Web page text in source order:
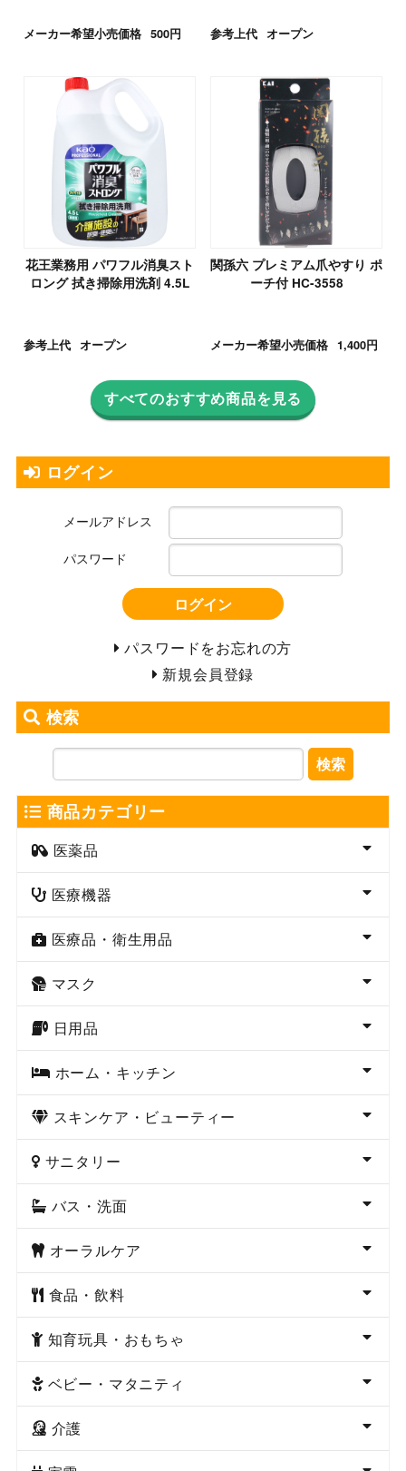
メーカー希望小売価格 500円 参考上代 オープン
花王業務用 パワフル消臭スト
ロング 拭き掃除用洗剤 4.5L
参考上代 オープン
関孫六 プレミアム爪やすり ポ
ーチ付 HC-3558
メーカー希望小売価格 1,400円
すべてのおすすめ商品を見る
ログイン
メールアドレス
パスワード
ログイン
パスワードをお忘れの方
新規会員登録
検索
検索
商品カテゴリー
医薬品
医療機器
医療品・衛生用品
マスク
日用品
ホーム・キッチン
スキンケア・ビューティー
サニタリー
バス・洗面
オーラルケア
食品・飲料
知育玩具・おもちゃ
ベビー・マタニティ
介護